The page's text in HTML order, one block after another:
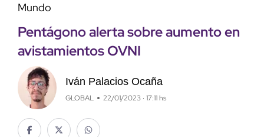
Mundo
Pentágono alerta sobre aumento en
avistamientos OVNI
Iván Palacios Ocaña
GLOBAL 22/01/2023 · 17:11 hs